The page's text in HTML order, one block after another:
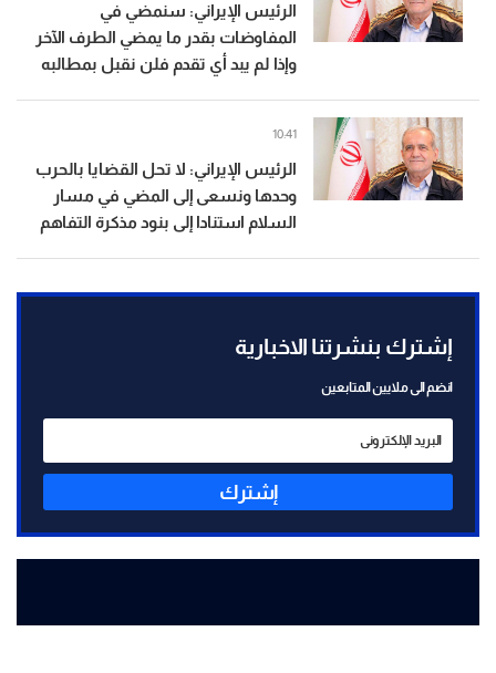
الرئيس الإيراني: سنمضي في
المفاوضات بقدر ما يمضي الطرف الآخر
وإذا لم يبد أي تقدم فلن نقبل بمطالبه
الرئيس الإيراني: لا تحل القضايا بالحرب
وحدها ونسعى إلى المضي في مسار
السلام استنادا إلى بنود مذكرة التفاهم
10:41
إشترك بنشرتنا الاخبارية
انضم الى ملايين المتابعين
إشترك